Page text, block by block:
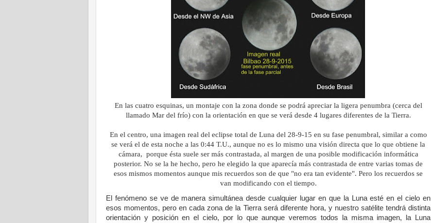
En las cuatro esquinas, un montaje con la zona donde se podrá apreciar la ligera penumbra (cerca del
llamado Mar del frío) con la orientación en que se verá desde 4 lugares diferentes de la Tierra.
En el centro, una imagen real del eclipse total de Luna del 28-9-15 en su fase penumbral, similar a como
se verá el de esta noche a las 0:44 T.U., aunque no es lo mismo una visión directa que lo que obtiene la
cámara, porque ésta suele ser más contrastada, al margen de una posible modificación informática
posterior. No se la he hecho, pero he elegido la que aparecía más contrastada de entre varias tomas de
esos mismos momentos aunque mis recuerdos son de que "no era tan evidente". Pero los recuerdos se
van modificando con el tiempo.
El fenómeno se ve de manera simultánea desde cualquier lugar en que la Lunaesté en el cielo en
esos momentos, pero en cada zona de la Tierraserá diferente hora, y nuestro satélite tendrá distinta
orientación y posición en el cielo, por lo que aunque veremos todos la misma imagen,
la Luna